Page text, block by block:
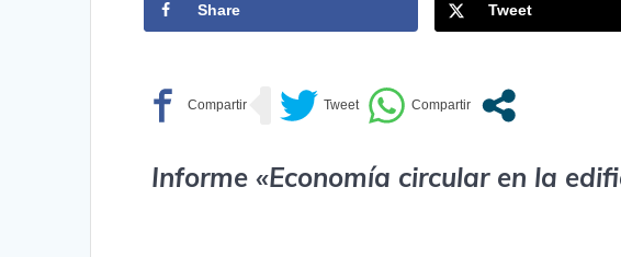
Share Tweet
Informe «Economía circular en la